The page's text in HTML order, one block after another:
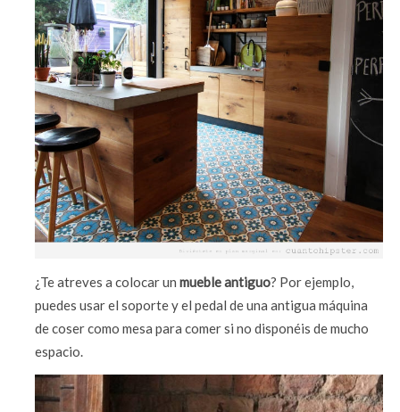
¿Te atreves a colocar unmueble antiguo? Por ejemplo,
puedes usar el soporte y el pedal de una antigua máquina
de coser como mesa para comer si no disponéis de mucho
espacio.